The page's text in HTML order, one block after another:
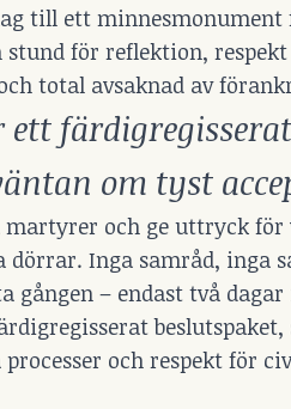
till ett minnesmonument
för reflektion,
total avsaknad av
om tyst
och ge uttryck för
Inga samråd, inga
– endast två
och respekt för